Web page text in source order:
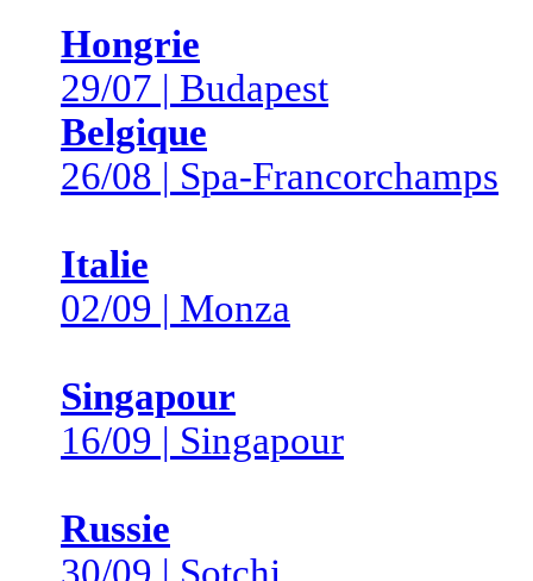
Hongrie
29/07 | Budapest
Belgique
26/08 | Spa-Francorchamps
Italie
02/09 | Monza
Singapour
16/09 | Singapour
Russie